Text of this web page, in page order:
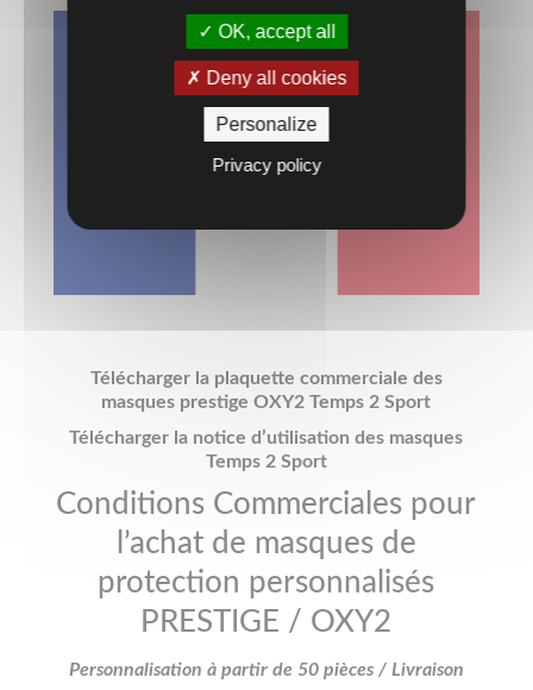
Télécharger la plaquette commerciale des
masques prestige OXY2 Temps 2 Sport
Télécharger la notice d’utilisation des masques
Temps 2 Sport
Conditions Commerciales pour
l’achat de masques de
protection personnalisés
PRESTIGE / OXY2
Personnalisation à partir de 50 pièces / Livraison
OK, accept all
Deny all cookies
Personalize
Privacy policy